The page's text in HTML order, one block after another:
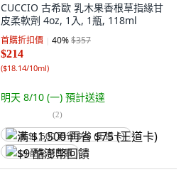
CUCCIO 古希歐 乳木果香根草指緣甘
皮柔軟劑 4oz, 1入, 1瓶, 118ml
首購折扣價 40%$357
$214
($18.14/10ml)
明天 8/10 (一) 預計送達
(2)
满 $1,500 再省 $75 (王道卡)
$9 酷澎幣回饋